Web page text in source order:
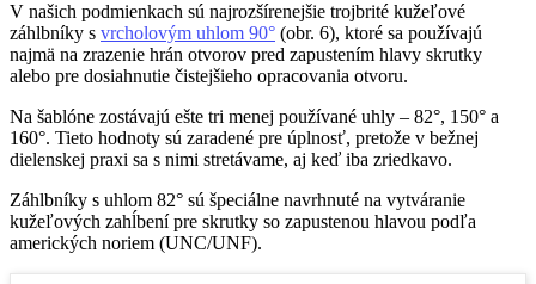
V našich podmienkach sú najrozšírenejšie trojbrité kužeľové
záhlbníky s vrcholovým uhlom 90° (obr. 6), ktoré sa používajú
najmä na zrazenie hrán otvorov pred zapustením hlavy skrutky
alebo pre dosiahnutie čistejšieho opracovania otvoru.
Na šablóne zostávajú ešte tri menej používané uhly – 82°, 150° a
160°. Tieto hodnoty sú zaradené pre úplnosť, pretože v bežnej
dielenskej praxi sa s nimi stretávame, aj keď iba zriedkavo.
Záhlbníky s uhlom 82° sú špeciálne navrhnuté na vytváranie
kužeľových zahĺbení pre skrutky so zapustenou hlavou podľa
amerických noriem (UNC/UNF).